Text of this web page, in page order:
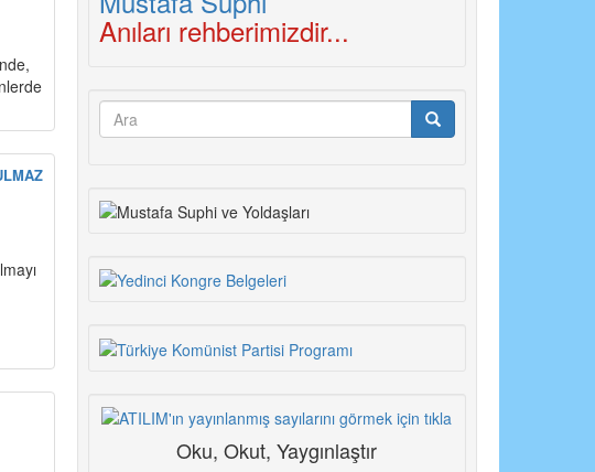
Anıları rehberimizdir...
Arama
Oku, Okut, Yaygınlaştır